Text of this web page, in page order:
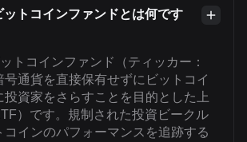
トコインファンドとは何です
トコインファンド（ティッカー：
号通貨を直接保有せずにビットコイ
投資家をさらすことを目的とした上
）です。規制された投資ビークル
コインのパフォーマンスを追跡する